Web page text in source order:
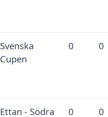
Svenska
Cupen
0 0
Ettan - Södra 0 0